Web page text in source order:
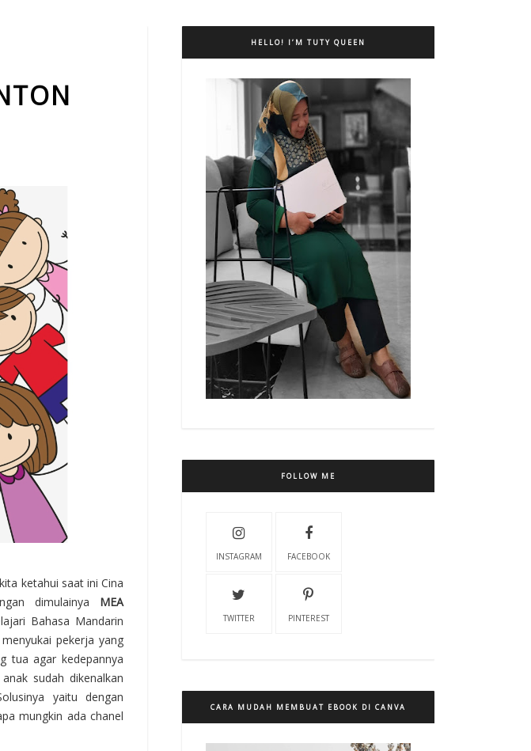
ketahui saat ini Cina
dimulainya MEA
Bahasa Mandarin
pekerja yang
tua agar kedepannya
sudah dikenalkan
yaitu dengan
mungkin ada chanel
HELLO! I’M TUTY QUEEN
FOLLOW ME
INSTAGRAM FACEBOOK
TWITTER PINTEREST
CARA MUDAH MEMBUAT EBOOK DI CANVA